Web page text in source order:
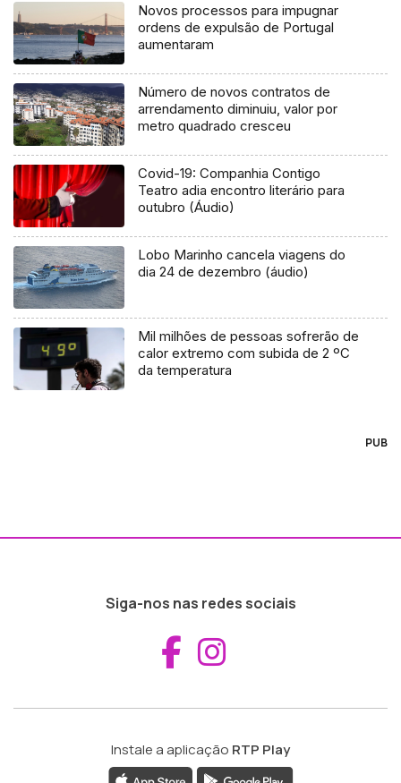
Novos processos para impugnar
ordens de expulsão de Portugal
aumentaram
Número de novos contratos de
arrendamento diminuiu, valor por
metro quadrado cresceu
Covid-19: Companhia Contigo
Teatro adia encontro literário para
outubro (Áudio)
Lobo Marinho cancela viagens do
dia 24 de dezembro (áudio)
Mil milhões de pessoas sofrerão de
calor extremo com subida de 2 ºC
da temperatura
PUB
Siga-nos nas redes sociais
Aceder ao
Instale a aplicação RTP Play